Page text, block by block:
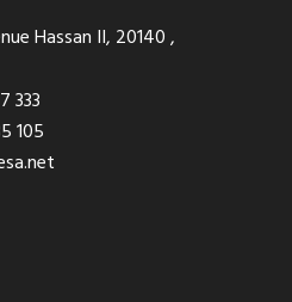
Hassan II, 20140 ,
333
105